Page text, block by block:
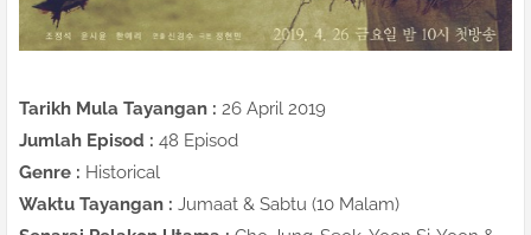
Tarikh Mula Tayangan : 26 April 2019
Jumlah Episod : 48 Episod
Genre : Historical
Waktu Tayangan : Jumaat & Sabtu (10 Malam)